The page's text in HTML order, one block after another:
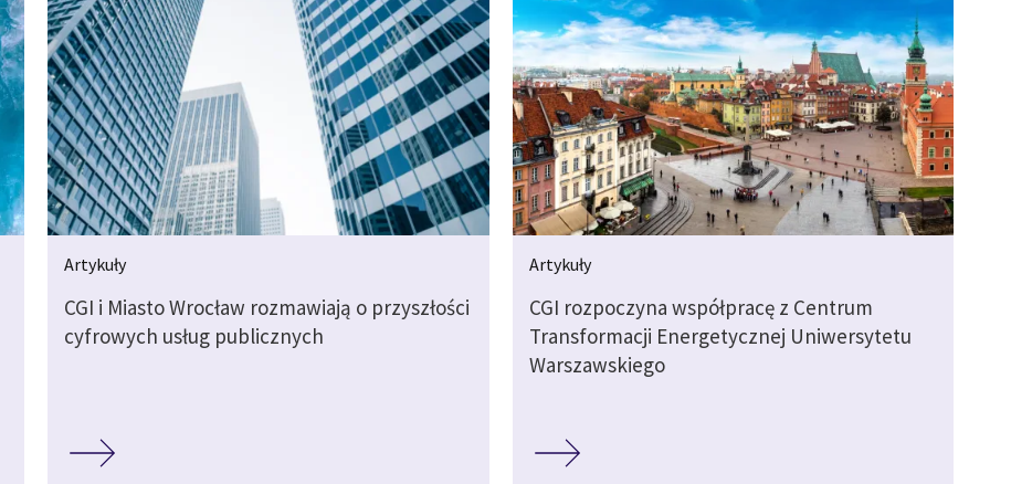
Artykuły
CGI i Miasto Wrocław rozmawiają o przyszłości
cyfrowych usług publicznych
Artykuły
CGI rozpoczyna współpracę z Centrum
Transformacji Energetycznej Uniwersytetu
Warszawskiego